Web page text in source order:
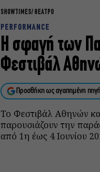
SHOWTIMES ΘΕΑΤΡΟ
PERFORMANCE
​Η σφαγή των
Φεστιβάλ
Προσθήκη ως αγαπημένη πηγή
Το Φεστιβάλ Αθηνών
παρουσιάζουν την
από 1η έως 4 Ιουνίου